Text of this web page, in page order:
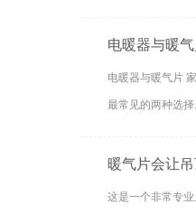
电暖器与暖
电暖器与暖气片
最常见的两种选
暖气片会让
这是一个非常专